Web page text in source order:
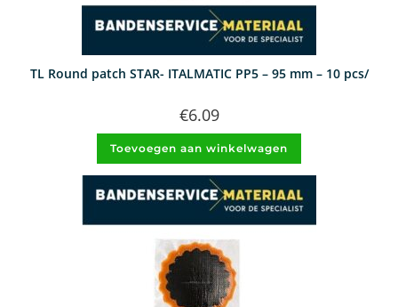
TL Round patch STAR- ITALMATIC PP5 – 95 mm – 10 pcs/
€6.09
Toevoegen aan winkelwagen